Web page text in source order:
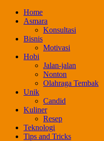
Skip
Home
Asmara
Konsultasi
Bisnis
Motivasi
Hobi
Jalan-jalan
Nonton
Olahraga Tembak
Unik
Candid
Kuliner
Resep
Teknologi
Tips and Tricks